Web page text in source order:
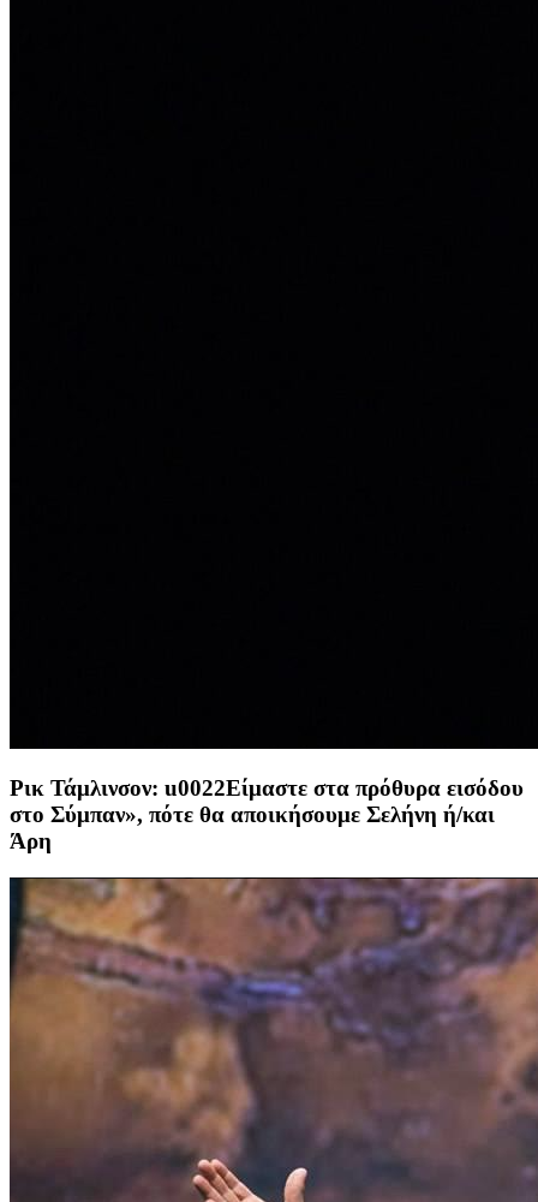
Ρικ Τάμλινσον: u0022Είμαστε στα πρόθυρα εισόδου
στο Σύμπαν», πότε θα αποικήσουμε Σελήνη ή/και
Άρη